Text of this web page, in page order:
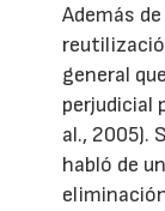
Además
general
perjudicial
al., 2005).
habló de